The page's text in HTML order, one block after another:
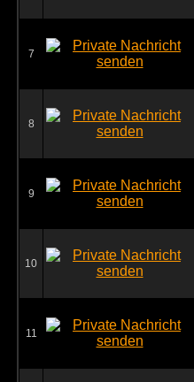
7
8
9
10
11